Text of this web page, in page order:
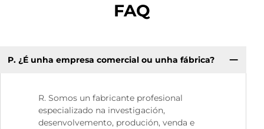
FAQ
P. ¿É unha empresa comercial ou unha fábrica?
R. Somos un fabricante profesional
especializado na investigación,
desenvolvemento, produción, venda e